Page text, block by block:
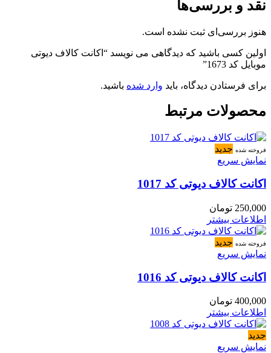
نقد و بررسی‌ها
هنوز بررسی‌ای ثبت نشده است.
اولین کسی باشید که دیدگاهی می نویسد “اکانت کالاف دیوتی
موبایل کد 1673”
برای فرستادن دیدگاه، باید وارد شده باشید.
محصولات مرتبط
فروخته شده جدید
نمایش سریع
اکانت کالاف دیوتی کد 1017
250,000 تومان
اطلاعات بیشتر
فروخته شده جدید
نمایش سریع
اکانت کالاف دیوتی کد 1016
400,000 تومان
اطلاعات بیشتر
جدید
نمایش سریع